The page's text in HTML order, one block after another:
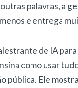
palavras, a
e entrega
de IA
como usar
pública. Ele